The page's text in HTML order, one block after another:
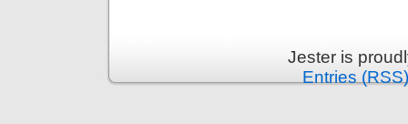
Jester is
Entries (RSS)